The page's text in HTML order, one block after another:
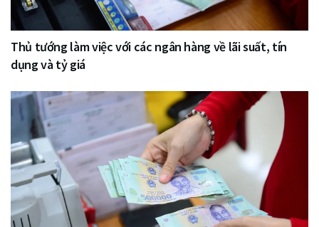
Thủ tướng làm việc với các ngân hàng về lãi suất, tín
dụng và tỷ giá